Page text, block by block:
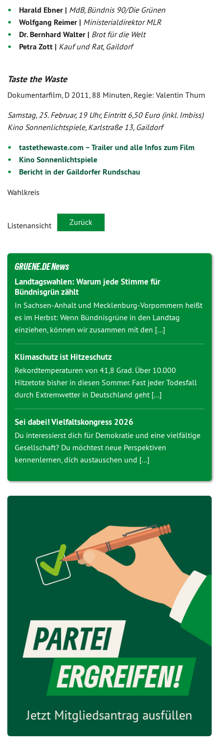
Harald Ebner | MdB, Bündnis 90/Die Grünen
Wolfgang Reimer | Ministerialdirektor MLR
Dr. Bernhard Walter | Brot für die Welt
Petra Zott | Kauf und Rat, Gaildorf
Taste the Waste
Dokumentarfilm, D 2011, 88 Minuten, Regie: Valentin Thurn
Samstag, 25. Februar, 19 Uhr, Eintritt 6,50 Euro (inkl. Imbiss)
Kino Sonnenlichtspiele, Karlstraße 13, Gaildorf
tastethewaste.com – Trailer und alle Infos zum Film
Kino Sonnenlichtspiele
Bericht in der Gaildorfer Rundschau
Wahlkreis
Listenansicht Zurück
GRUENE.DE News
Landtagswahlen: Warum jede Stimme für
Bündnisgrün zählt
In Sachsen-Anhalt und Mecklenburg-Vorpommern heißt
es im Herbst: Wenn Bündnisgrüne in den Landtag
einziehen, können wir zusammen mit den [...]
Klimaschutz ist Hitzeschutz
Rekordtemperaturen von 41,8 Grad. Über 10.000
Hitzetote bisher in diesen Sommer. Fast jeder Todesfall
durch Extremwetter in Deutschland geht [...]
Sei dabei! Vielfaltskongress 2026
Du interessierst dich für Demokratie und eine vielfältige
Gesellschaft? Du möchtest neue Perspektiven
kennenlernen, dich austauschen und [...]